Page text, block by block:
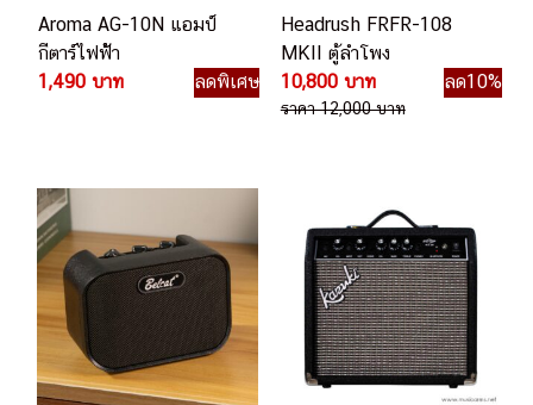
Aroma AG-10N แอมป์
กีตาร์ไฟฟ้้า
1,490 บาท
ลดพิเศษ
Headrush FRFR-108
MKII ตู้ลำโพง
10,800 บาท
ลด10%
ราคา 12,000 บาท